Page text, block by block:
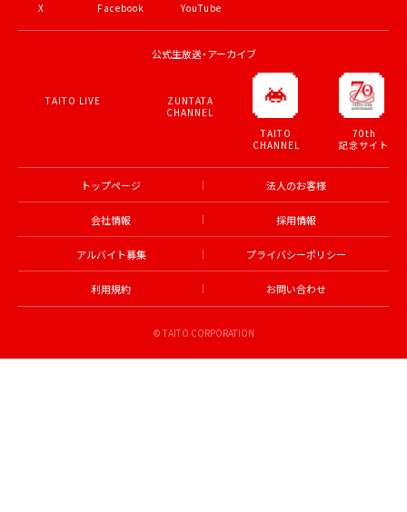
X Facebook YouTube
公式生放送・アーカイブ
TAITO LIVE
ZUNTATA
CHANNEL
TAITO
CHANNEL
70th
記念サイト
トップページ 法人のお客様
会社情報 採用情報
アルバイト募集 プライバシーポリシー
利用規約 お問い合わせ
© TAITO CORPORATION